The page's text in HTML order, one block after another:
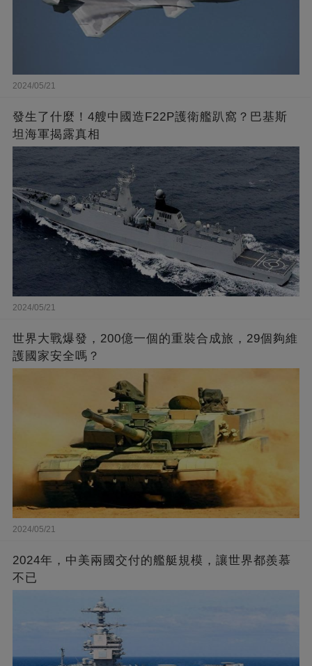
2024/05/21
發生了什麼！4艘中國造F22P護衛艦趴窩？巴基斯
坦海軍揭露真相
2024/05/21
世界大戰爆發，200億一個的重裝合成旅，29個夠維
護國家安全嗎？
2024/05/21
2024年，中美兩國交付的艦艇規模，讓世界都羨慕
不已